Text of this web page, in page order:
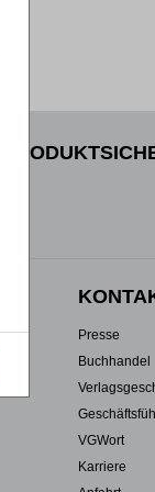
Presse
Buchhandel
VGWort
Karriere